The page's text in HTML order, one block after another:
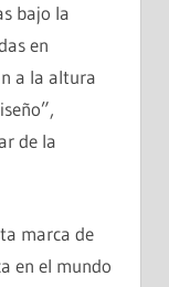
bajo la
en
a la altura
de la
marca de
en el mundo